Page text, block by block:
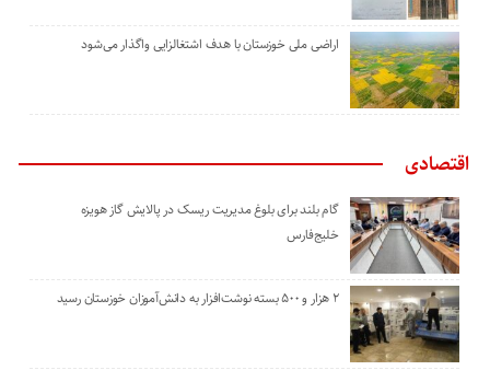
اراضی ملی خوزستان با هدف اشتغالزایی واگذار می‌شود
اقتصادی
گام بلند برای بلوغ مدیریت ریسک در پالایش گاز هویزه
خلیج‌فارس
۲ هزار و ۵۰۰ بسته نوشت‌افزار به دانش‌آموزان خوزستان رسید